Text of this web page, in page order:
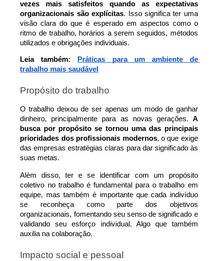
vezes mais satisfeitos quando as expectativas
organizacionais são explícitas. Isso significa ter uma
visão clara do que é esperado em aspectos como o
ritmo de trabalho, horários a serem seguidos, métodos
utilizados e obrigações individuais.
Leia também:
Práticas para um ambiente de
trabalho mais saudável
Propósito do trabalho
O trabalho deixou de ser apenas um modo de ganhar
dinheiro, principalmente para as novas gerações. A
busca por propósito se tornou uma das principais
prioridades dos profissionais modernos, o que exige
das empresas estratégias claras para dar significado às
suas metas.
Além disso, ter e se identificar com um propósito
coletivo no trabalho é fundamental para o trabalho em
equipe, mas também é importante que cada indivíduo
se reconheça como parte dos objetivos
organizacionais, fomentando seu senso de significado e
validando seu esforço individual. Algo que também
auxilia na colaboração.
Impacto social e pessoal